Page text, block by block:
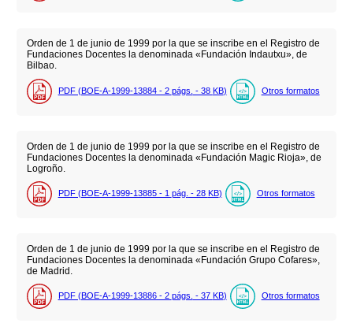
Orden de 1 de junio de 1999 por la que se inscribe en el Registro de
Fundaciones Docentes la denominada «Fundación Indautxu», de
Bilbao.
PDF (BOE-A-1999-13884 - 2 págs. - 38 KB) Otros formatos
Orden de 1 de junio de 1999 por la que se inscribe en el Registro de
Fundaciones Docentes la denominada «Fundación Magic Rioja», de
Logroño.
PDF (BOE-A-1999-13885 - 1 pág. - 28 KB) Otros formatos
Orden de 1 de junio de 1999 por la que se inscribe en el Registro de
Fundaciones Docentes la denominada «Fundación Grupo Cofares»,
de Madrid.
PDF (BOE-A-1999-13886 - 2 págs. - 37 KB) Otros formatos